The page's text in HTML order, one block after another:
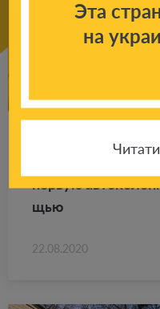
на­та Ах­ме­то­ва
первую
щью
22.08.2020
Эта
на